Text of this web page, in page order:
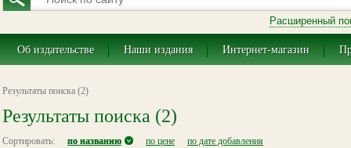
Расширенный
Об издательстве Наши издания Интернет-магазин
Результаты поиска (2)
Результаты поиска (2)
Сортировать: по названию по цене по дате добавления